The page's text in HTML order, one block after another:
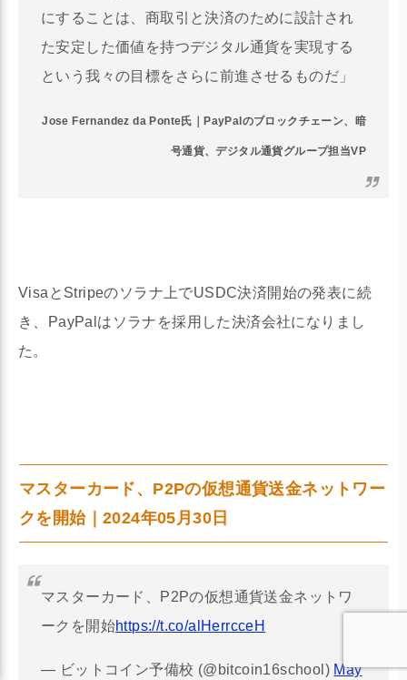
にすることは、商取引と決済のために設計され
た安定した価値を持つデジタル通貨を実現する
という我々の目標をさらに前進させるものだ」
Jose Fernandez da Ponte氏｜PayPalのブロックチェーン、暗
号通貨、デジタル通貨グループ担当VP
VisaとStripeのソラナ上でUSDC決済開始の発表に続
き、PayPalはソラナを採用した決済会社になりまし
た。
マスターカード、P2Pの仮想通貨送金ネットワー
クを開始｜2024年05月30日
マスターカード、P2Pの仮想通貨送金ネットワ
ークを開始https://t.co/alHerrcceH
— ビットコイン予備校 (@bitcoin16school) May